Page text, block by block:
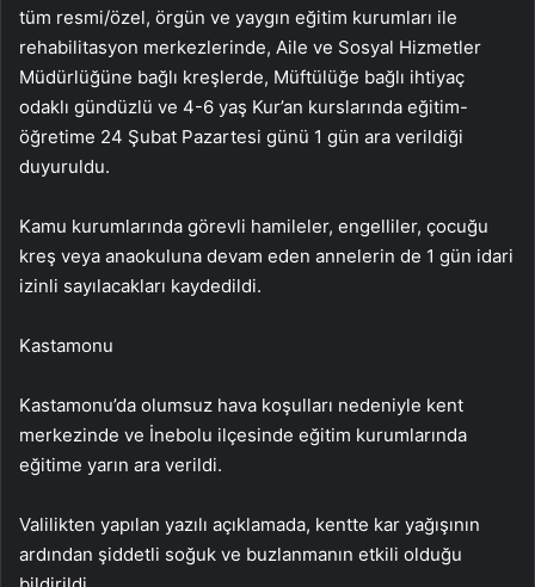
tüm resmi/özel, örgün ve yaygın eğitim kurumları ile
rehabilitasyon merkezlerinde, Aile ve Sosyal Hizmetler
Müdürlüğüne bağlı kreşlerde, Müftülüğe bağlı ihtiyaç
odaklı gündüzlü ve 4-6 yaş Kur’an kurslarında eğitim-
öğretime 24 Şubat Pazartesi günü 1 gün ara verildiği
duyuruldu.
Kamu kurumlarında görevli hamileler, engelliler, çocuğu
kreş veya anaokuluna devam eden annelerin de 1 gün idari
izinli sayılacakları kaydedildi.
Kastamonu
Kastamonu’da olumsuz hava koşulları nedeniyle kent
merkezinde ve İnebolu ilçesinde eğitim kurumlarında
eğitime yarın ara verildi.
Valilikten yapılan yazılı açıklamada, kentte kar yağışının
ardından şiddetli soğuk ve buzlanmanın etkili olduğu